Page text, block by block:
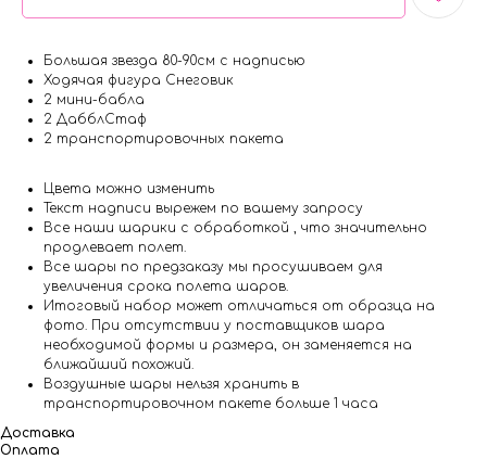
Большая звезда 80-90см с надписью
Ходячая фигура Снеговик
2 мини-бабла
2 ДабблСтаф
2 транспортировочных пакета
Цвета можно изменить
Текст надписи вырежем по вашему запросу
Все наши шарики с обработкой , что значительно
продлевает полет.
Все шары по предзаказу мы просушиваем для
увеличения срока полета шаров.
Итоговый набор может отличаться от образца на
фото. При отсутствии у поставщиков шара
необходимой формы и размера, он заменяется на
ближайший похожий.
Воздушные шары нельзя хранить в
транспортировочном пакете больше 1 часа
Доставка
Оплата